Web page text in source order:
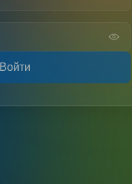
Войти